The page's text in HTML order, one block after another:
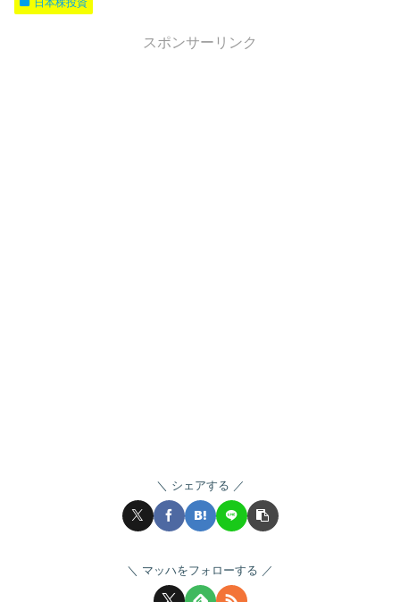
スポンサーリンク
シェアする
マッハをフォローする